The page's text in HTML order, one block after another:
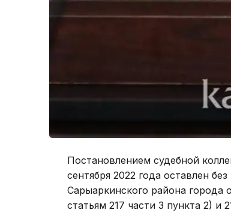
Постановлением судебной
сентября 2022 года оставлен
Сарыаркинского района
статьям 217 части 3 пункта 2) и